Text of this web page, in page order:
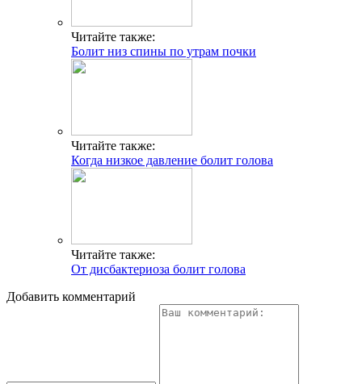
Читайте также:
Болит низ спины по утрам почки
Читайте также:
Когда низкое давление болит голова
Читайте также:
От дисбактериоза болит голова
Добавить комментарий